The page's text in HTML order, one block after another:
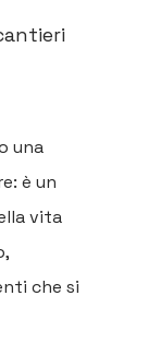
una
è un
vita
che si